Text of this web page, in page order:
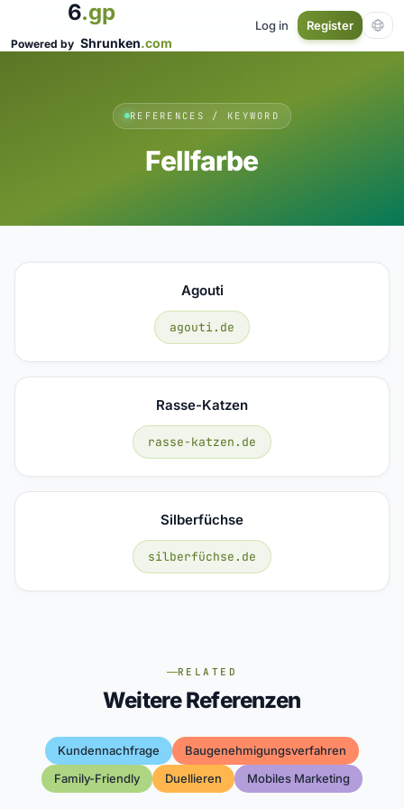
6.gp
Powered by Shrunken.com
Log in Register
REFERENCES / KEYWORD
Fellfarbe
Agouti
agouti.de
Rasse-Katzen
rasse-katzen.de
Silberfüchse
silberfüchse.de
RELATED
Weitere Referenzen
Kundennachfrage
Baugenehmigungsverfahren
Family-Friendly
Duellieren Mobiles Marketing